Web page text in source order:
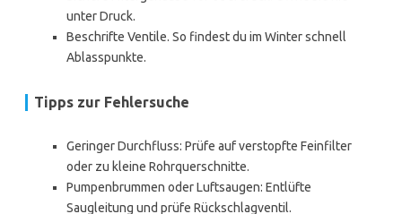
unter Druck.
Beschrifte Ventile. So findest du im Winter schnell
Ablasspunkte.
Tipps zur Fehlersuche
Geringer Durchfluss: Prüfe auf verstopfte Feinfilter
oder zu kleine Rohrquerschnitte.
Pumpenbrummen oder Luftsaugen: Entlüfte
Saugleitung und prüfe Rückschlagventil.